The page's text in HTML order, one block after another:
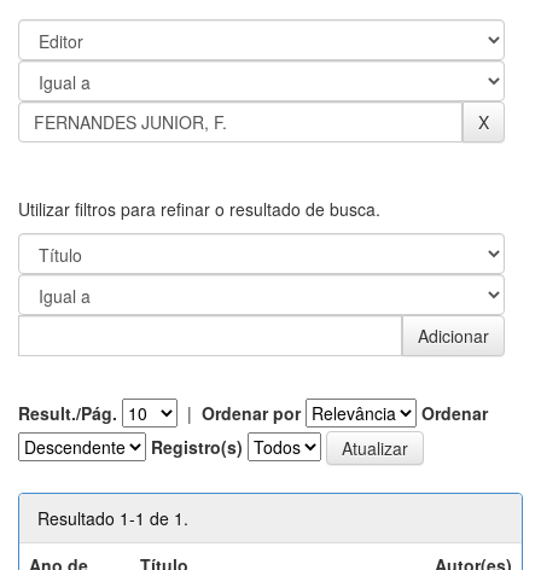
Utilizar filtros para refinar o resultado de busca.
Result./Pág. | Ordenar por
Ordenar
Registro(s)
Resultado 1-1 de 1.
Ano de
Título Autor(es)